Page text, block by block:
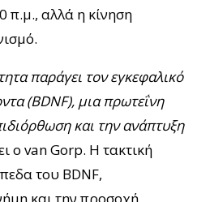
π.μ., αλλά η κίνηση
παράγει τον εγκεφαλικό
(BDNF), μια πρωτεΐνη
και την ανάπτυξη
ο van Gorp. Η τακτική
του BDNF,
και την προσοχή